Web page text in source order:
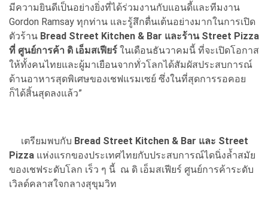
มีความยินดีเป็นอย่างยิ่งที่ได้ร่วมงานกับแอนดี้และทีมงาน
Gordon Ramsay ทุกท่าน และรู้สึกตื่นเต้นอย่างมากในการเปิด
ตัวร้าน Bread Street Kitchen & Bar และร้าน Street Pizza
ที่ ศูนย์การค้า ดิ เอ็มสเฟียร์ ในเดือนธันวาคมนี้ ที่จะเปิดโอกาส
ให้ทั้งคนไทยและผู้มาเยือนจากทั่วโลกได้สัมผัสประสบการณ์
ด้านอาหารสุดพิเศษของเชฟแรมเซย์ ซึ่งในที่สุดการรอคอย
ก็ได้สิ้นสุดลงแล้ว”
เตรียมพบกับ Bread Street Kitchen & Bar และ Street
Pizza แห่งแรกของประเทศไทยกับประสบการณ์ไดนิ่งล้ำสมัย
ของเชฟระดับโลก เร็ว ๆ นี้ ณ ดิ เอ็มสเฟียร์ ศูนย์การค้าระดับ
เวิลด์คลาสใจกลางสุขุมวิท